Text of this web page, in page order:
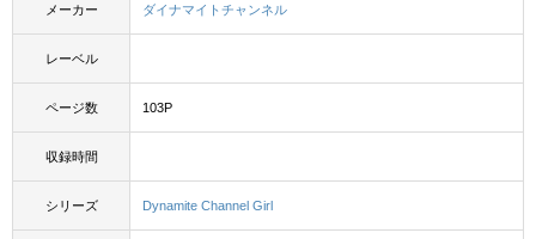
メーカー ダイナマイトチャンネル
レーベル
ページ数 103P
収録時間
シリーズ Dynamite Channel Girl